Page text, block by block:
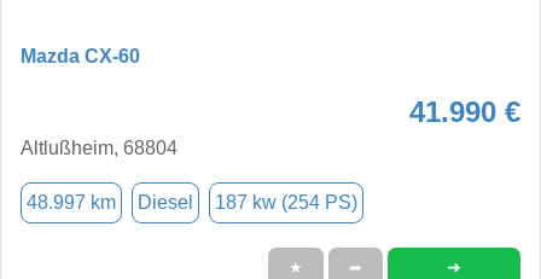
Mazda CX-60
41.990 €
Altlußheim, 68804
48.997 km Diesel 187 kw (254 PS)
★ ➦ ➜